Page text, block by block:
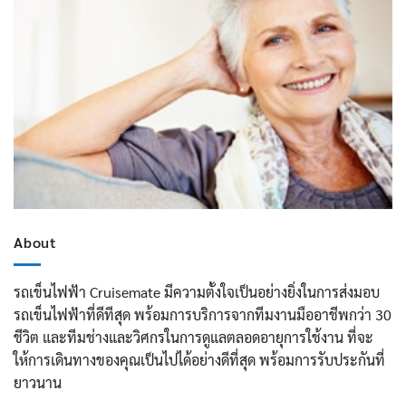
About
รถเข็นไฟฟ้า Cruisemate มีความตั้งใจเป็นอย่างยิ่งในการส่งมอบ
รถเข็นไฟฟ้าที่ดีทีสุด พร้อมการบริการจากทีมงานมืออาชีพกว่า 30
ชีวิต และทีมช่างและวิศกรในการดูแลตลอดอายุการใช้งาน ที่จะ
ให้การเดินทางของคุณเป็นไปได้อย่างดีที่สุด พร้อมการรับประกันที่
ยาวนาน